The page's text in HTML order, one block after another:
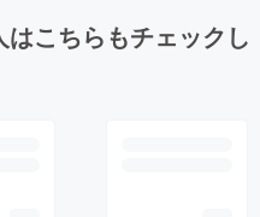
こちらもチェックし